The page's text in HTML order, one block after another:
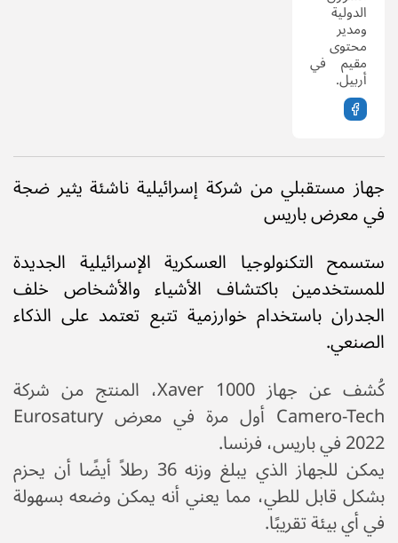
جهاز مستقبلي من شركة إسرائيلية ناشئة يثير ضجة
في معرض باريس
ستسمح التكنولوجيا العسكرية الإسرائيلية الجديدة
للمستخدمين باكتشاف الأشياء والأشخاص خلف
الجدران باستخدام خوارزمية تتبع تعتمد على الذكاء
الصنعي.
كُشف عن جهاز Xaver 1000، المنتج من شركة
Camero-Tech أول مرة في معرض Eurosatury
2022 في باريس، فرنسا.
يمكن للجهاز الذي يبلغ وزنه 36 رطلاً أيضًا أن يحزم
بشكل قابل للطي، مما يعني أنه يمكن وضعه بسهولة
في أي بيئة تقريبًا.
الدولية
ومدير
محتوى
مقيم في
أربيل.